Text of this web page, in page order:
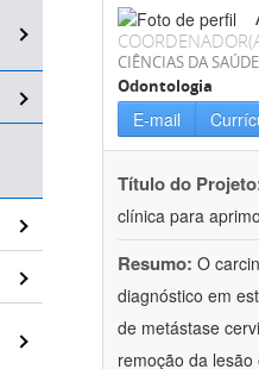
CIÊNCIAS DA SAÚDE
Odontologia
E-mail
Título do
clínica para
Resumo: O
diagnóstico em
de metástase
remoção da